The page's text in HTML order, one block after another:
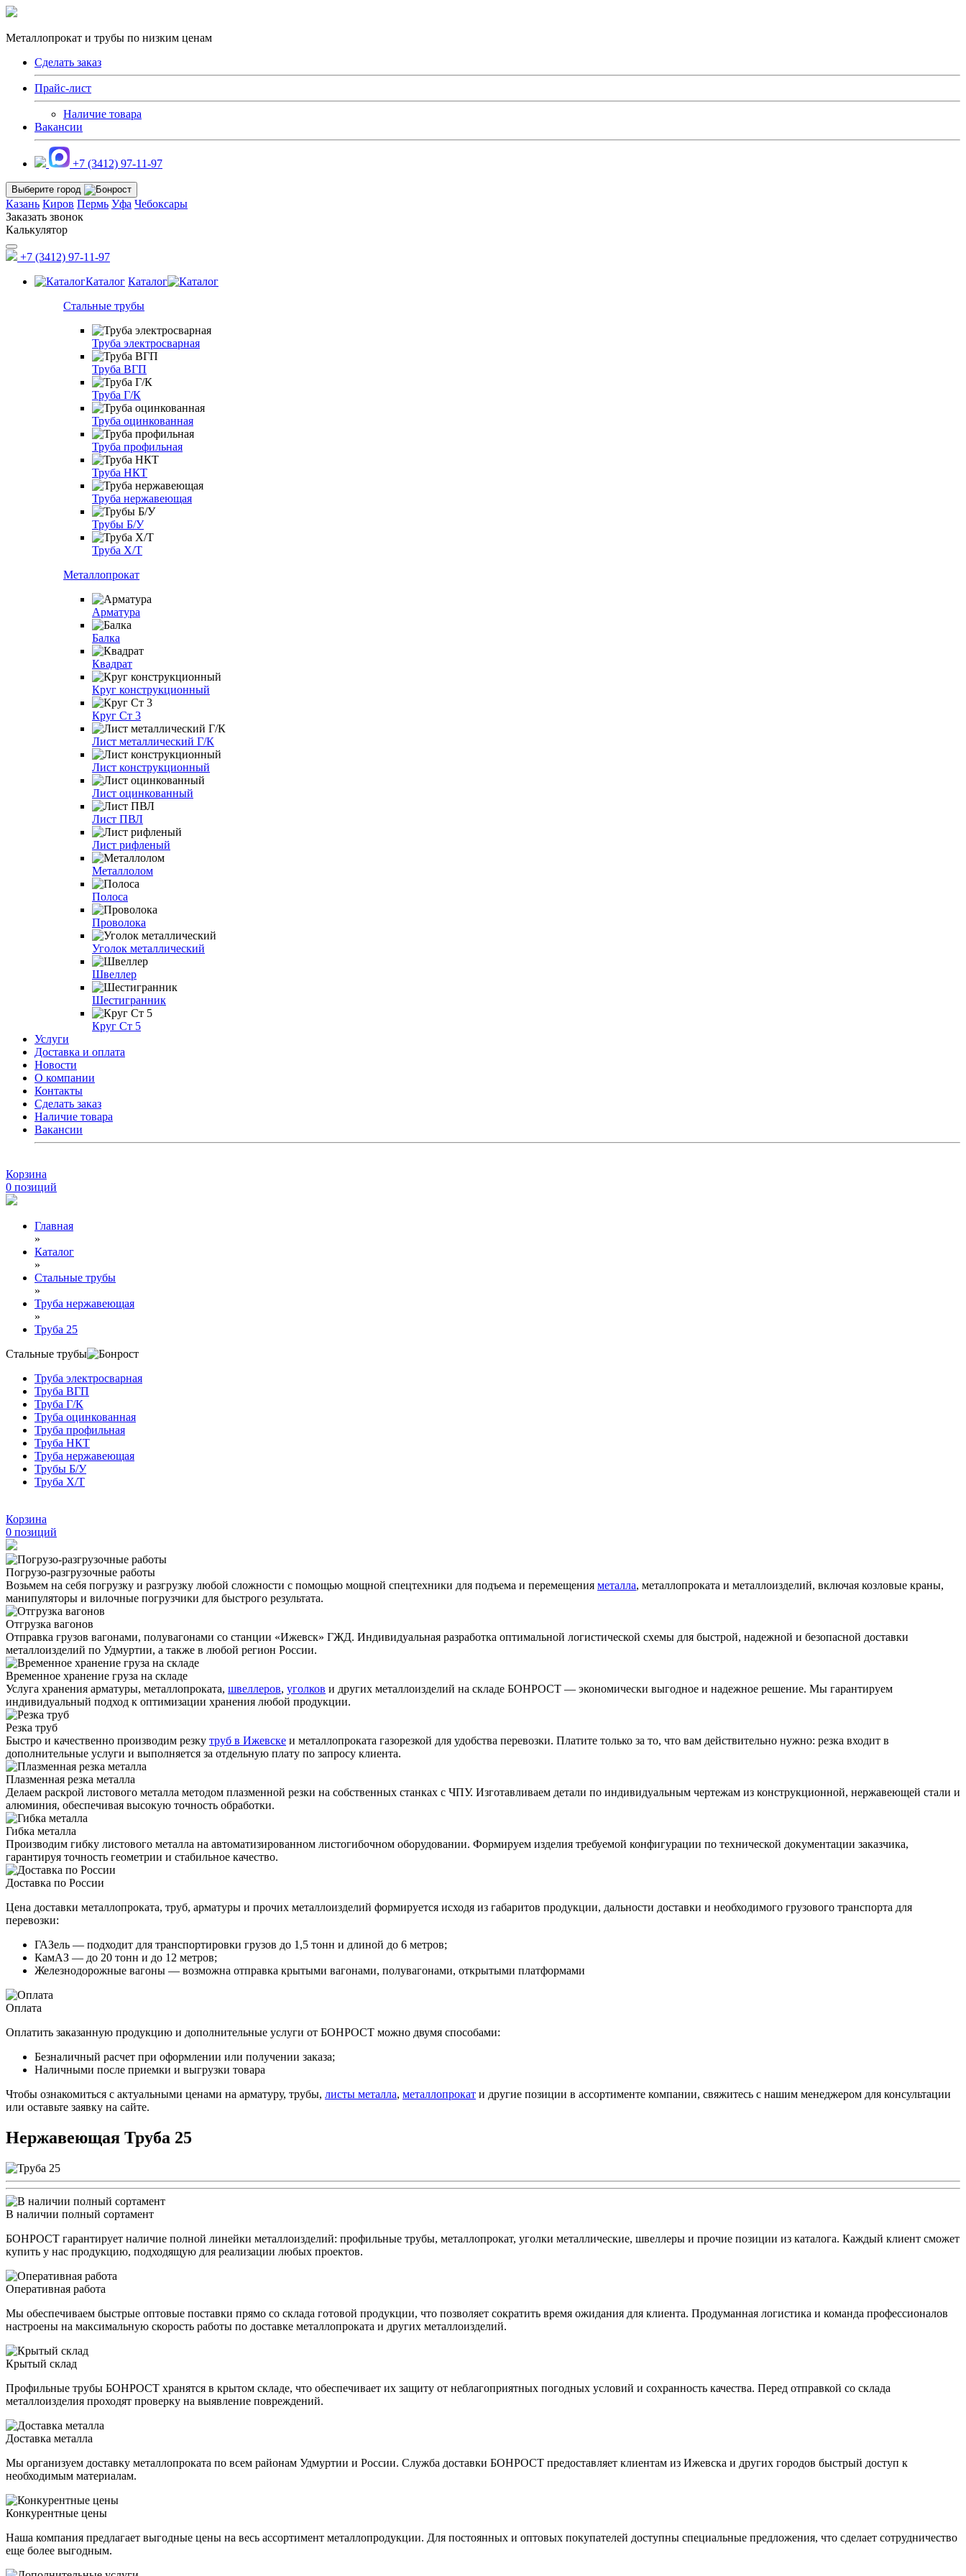
Металлопрокат и трубы по низким ценам
Сделать заказ
Прайс-лист
Наличие товара
Вакансии
+7 (3412) 97-11-97
Выберите город
Казань Киров Пермь Уфа Чебоксары
Заказать звонок
Калькулятор
+7 (3412) 97-11-97
Каталог Каталог
Стальные трубы
Труба электросварная
Труба ВГП
Труба Г/К
Труба оцинкованная
Труба профильная
Труба НКТ
Труба нержавеющая
Трубы Б/У
Труба Х/Т
Металлопрокат
Арматура
Балка
Квадрат
Круг конструкционный
Круг Ст 3
Лист металлический Г/К
Лист конструкционный
Лист оцинкованный
Лист ПВЛ
Лист рифленый
Металлолом
Полоса
Проволока
Уголок металлический
Швеллер
Шестигранник
Круг Ст 5
Услуги
Доставка и оплата
Новости
О компании
Контакты
Сделать заказ
Наличие товара
Вакансии
Корзина
0 позиций
Главная
»
Каталог
»
Стальные трубы
»
Труба нержавеющая
»
Труба 25
Стальные трубы
Труба электросварная
Труба ВГП
Труба Г/К
Труба оцинкованная
Труба профильная
Труба НКТ
Труба нержавеющая
Трубы Б/У
Труба Х/Т
Корзина
0 позиций
Погрузо-разгрузочные работы
Возьмем на себя погрузку и разгрузку любой сложности с помощью мощной спецтехники для подъема и перемещения металла, металлопроката и металлоизделий, включая козловые краны,
манипуляторы и вилочные погрузчики для быстрого результата.
Отгрузка вагонов
Отправка грузов вагонами, полувагонами со станции «Ижевск» ГЖД. Индивидуальная разработка оптимальной логистической схемы для быстрой, надежной и безопасной доставки
металлоизделий по Удмуртии, а также в любой регион России.
Временное хранение груза на складе
Услуга хранения арматуры, металлопроката, швеллеров, уголков и других металлоизделий на складе БОНРОСТ — экономически выгодное и надежное решение. Мы гарантируем
индивидуальный подход к оптимизации хранения любой продукции.
Резка труб
Быстро и качественно производим резку труб в Ижевске и металлопроката газорезкой для удобства перевозки. Платите только за то, что вам действительно нужно: резка входит в
дополнительные услуги и выполняется за отдельную плату по запросу клиента.
Плазменная резка металла
Делаем раскрой листового металла методом плазменной резки на собственных станках с ЧПУ. Изготавливаем детали по индивидуальным чертежам из конструкционной, нержавеющей стали и
алюминия, обеспечивая высокую точность обработки.
Гибка металла
Производим гибку листового металла на автоматизированном листогибочном оборудовании. Формируем изделия требуемой конфигурации по технической документации заказчика,
гарантируя точность геометрии и стабильное качество.
Доставка по России
Цена доставки металлопроката, труб, арматуры и прочих металлоизделий формируется исходя из габаритов продукции, дальности доставки и необходимого грузового транспорта для
перевозки:
ГАЗель — подходит для транспортировки грузов до 1,5 тонн и длиной до 6 метров;
КамАЗ — до 20 тонн и до 12 метров;
Железнодорожные вагоны — возможна отправка крытыми вагонами, полувагонами, открытыми платформами
Оплата
Оплатить заказанную продукцию и дополнительные услуги от БОНРОСТ можно двумя способами:
Безналичный расчет при оформлении или получении заказа;
Наличными после приемки и выгрузки товара
Чтобы ознакомиться с актуальными ценами на арматуру, трубы, листы металла, металлопрокат и другие позиции в ассортименте компании, свяжитесь с нашим менеджером для консультации
или оставьте заявку на сайте.
Нержавеющая Труба 25
В наличии полный сортамент
БОНРОСТ гарантирует наличие полной линейки металлоизделий: профильные трубы, металлопрокат, уголки металлические, швеллеры и прочие позиции из каталога. Каждый клиент сможет
купить у нас продукцию, подходящую для реализации любых проектов.
Оперативная работа
Мы обеспечиваем быстрые оптовые поставки прямо со склада готовой продукции, что позволяет сократить время ожидания для клиента. Продуманная логистика и команда профессионалов
настроены на максимальную скорость работы по доставке металлопроката и других металлоизделий.
Крытый склад
Профильные трубы БОНРОСТ хранятся в крытом складе, что обеспечивает их защиту от неблагоприятных погодных условий и сохранность качества. Перед отправкой со склада
металлоизделия проходят проверку на выявление повреждений.
Доставка металла
Мы организуем доставку металлопроката по всем районам Удмуртии и России. Служба доставки БОНРОСТ предоставляет клиентам из Ижевска и других городов быстрый доступ к
необходимым материалам.
Конкурентные цены
Наша компания предлагает выгодные цены на весь ассортимент металлопродукции. Для постоянных и оптовых покупателей доступны специальные предложения, что сделает сотрудничество
еще более выгодным.